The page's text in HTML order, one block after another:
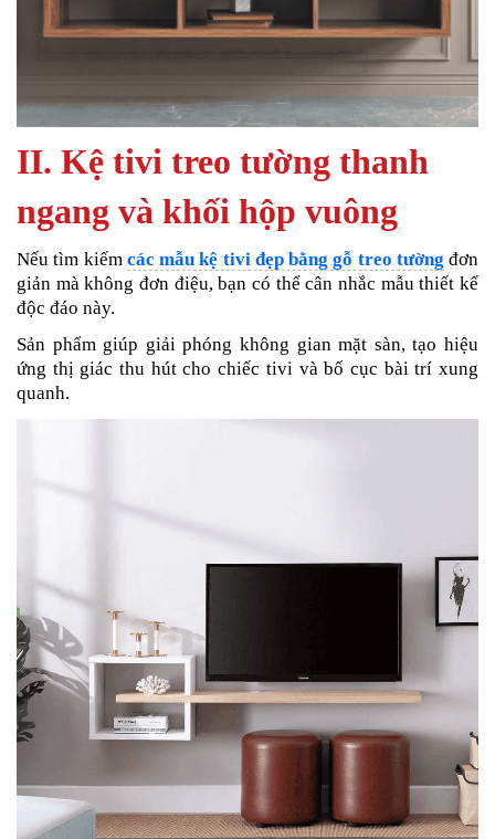
II. Kệ tivi treo tường thanh
ngang và khối hộp vuông
Nếu tìm kiếm các mẫu kệ tivi đẹp bằng gỗ treo tường đơn
giản mà không đơn điệu, bạn có thể cân nhắc mẫu thiết kế
độc đáo này.
Sản phẩm giúp giải phóng không gian mặt sàn, tạo hiệu
ứng thị giác thu hút cho chiếc tivi và bố cục bài trí xung
quanh.